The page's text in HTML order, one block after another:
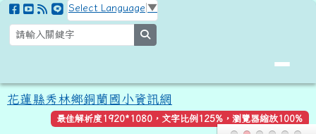
跳至主內容區
花蓮縣秀林鄉銅蘭國小資訊網
Select Language ▼
花蓮縣秀林鄉銅蘭國小資訊網
最佳解析度1920*1080，文字比例125%，瀏覽器縮放100%